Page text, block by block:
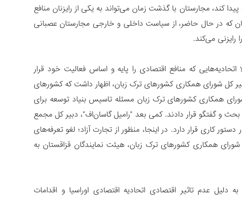
کند، مجارستان با گذشت زمان می‌تواند به یکی از رایزنان منافع
که در حال حاضر، از سیاست داخلی و خارجی مجارستان عصبانی
رایزنی می‌کند.
که منافع اقتصادی را پایه و اساس فعالیت خود قرار
در اواخر سال 2010؛ "خلیل آکینجی"، دبیر کل شورای همکاری کشورهای ترک زبان، اظهار داشت که کشورهای
خواهند داد. در سال 2012؛ وزرای اقتصاد شورای همکاری کشورهای ترک زبان مسئله تاسیس بنیاد توسعه برای
بحث و گفتگو قرار دادند. کمی بعد "رامیل گاسان‌اف"، دبیر کل مجمع
کاری قرار دارد. در اینجا، منظور از تجارت آزاد؛ لغو تعرفه‌های
همکاری کشورهای ترک زبان، هیئت نمایندگان قزاقستان به
دلیل عدم تاثیر اقتصادی اتحادیه اقتصادی اوراسیا و اقدامات